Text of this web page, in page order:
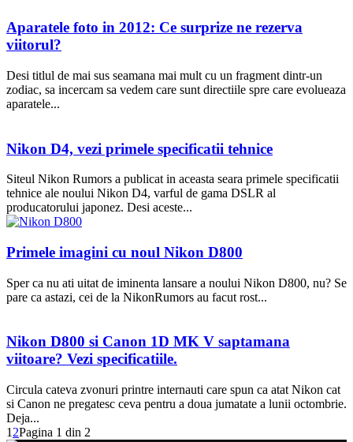
Aparatele foto in 2012: Ce surprize ne rezerva
viitorul?
Desi titlul de mai sus seamana mai mult cu un fragment dintr-un
zodiac, sa incercam sa vedem care sunt directiile spre care evolueaza
aparatele...
Nikon D4, vezi primele specificatii tehnice
Siteul Nikon Rumors a publicat in aceasta seara primele specificatii
tehnice ale noului Nikon D4, varful de gama DSLR al
producatorului japonez. Desi aceste...
Primele imagini cu noul Nikon D800
Sper ca nu ati uitat de iminenta lansare a noului Nikon D800, nu? Se
pare ca astazi, cei de la NikonRumors au facut rost...
Nikon D800 si Canon 1D MK V saptamana
viitoare? Vezi specificatiile.
Circula cateva zvonuri printre internauti care spun ca atat Nikon cat
si Canon ne pregatesc ceva pentru a doua jumatate a lunii octombrie.
Deja...
1 2Pagina 1 din 2